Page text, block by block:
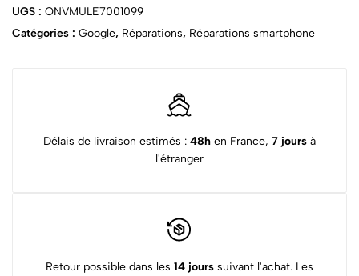
UGS : ONVMULE7001099
Catégories : Google, Réparations, Réparations smartphone
Délais de livraison estimés : 48h en France, 7 jours à
l'étranger
Retour possible dans les 14 jours suivant l'achat. Les